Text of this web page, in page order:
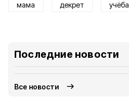
мама декрет учёба
Последние новости
Все новости